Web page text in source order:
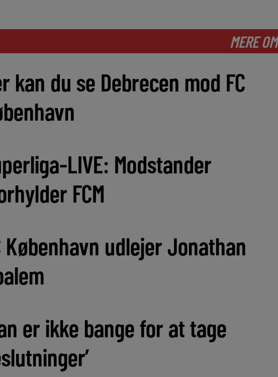
MERE OM
kan du se Debrecen mod FC
LIVE: Modstander
FCM
København udlejer Jonathan
er ikke bange for at tage